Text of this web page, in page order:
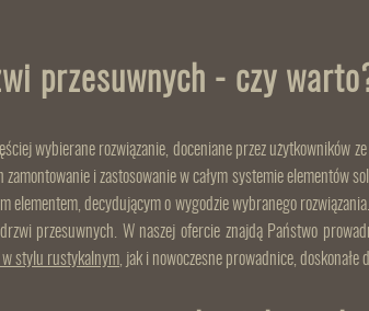
przesuwnych - czy
wybierane rozwiązanie, doceniane przez
zamontowanie i zastosowanie w całym systemie
elementem, decydującym o wygodzie wybranego
przesuwnych. W naszej ofercie znajdą Państwo
stylu rustykalnym , jak i nowoczesne prowadnice,